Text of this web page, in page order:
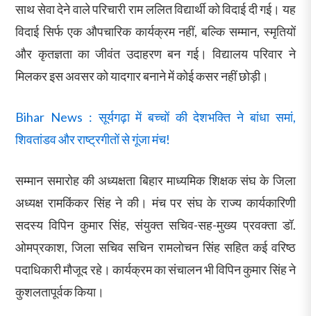
साथ सेवा देने वाले परिचारी राम ललित विद्यार्थी को विदाई दी गई। यह
विदाई सिर्फ एक औपचारिक कार्यक्रम नहीं, बल्कि सम्मान, स्मृतियों
और कृतज्ञता का जीवंत उदाहरण बन गई। विद्यालय परिवार ने
मिलकर इस अवसर को यादगार बनाने में कोई कसर नहीं छोड़ी।
Bihar News : सूर्यगढ़ा में बच्चों की देशभक्ति ने बांधा समां,
शिवतांडव और राष्ट्रगीतों से गूंजा मंच!
सम्मान समारोह की अध्यक्षता बिहार माध्यमिक शिक्षक संघ के जिला
अध्यक्ष रामकिंकर सिंह ने की। मंच पर संघ के राज्य कार्यकारिणी
सदस्य विपिन कुमार सिंह, संयुक्त सचिव-सह-मुख्य प्रवक्ता डॉ.
ओमप्रकाश, जिला सचिव सचिन रामलोचन सिंह सहित कई वरिष्ठ
पदाधिकारी मौजूद रहे। कार्यक्रम का संचालन भी विपिन कुमार सिंह ने
कुशलतापूर्वक किया।